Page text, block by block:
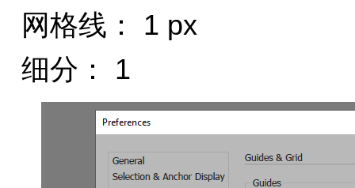
网格线： 1 px
细分： 1